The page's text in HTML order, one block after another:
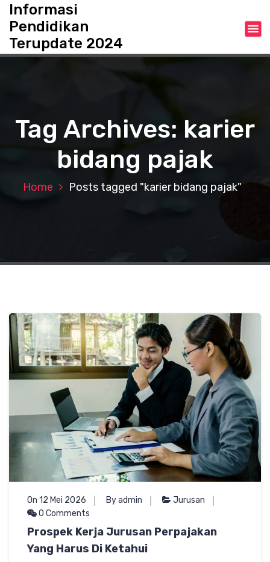
t
Informasi
Pendidikan
Terupdate 2024
Tag Archives: karier
bidang pajak
Home Posts tagged "karier bidang pajak"
On 12 Mei 2026 By admin
Jurusan
0 Comments
Prospek Kerja Jurusan Perpajakan
Yang Harus Di Ketahui